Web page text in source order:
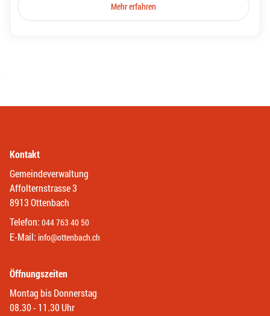
Mehr erfahren
Kontakt
Gemeindeverwaltung
Affolternstrasse 3
8913 Ottenbach
Telefon: 044 763 40 50
E-Mail: info@ottenbach.ch
Öffnungszeiten
Montag bis Donnerstag
08.30 - 11.30 Uhr